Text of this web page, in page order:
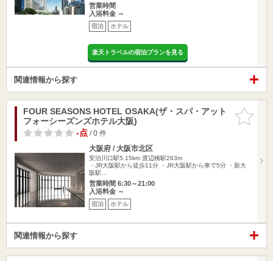
営業時間
入浴料金 ～
宿泊 ホテル
楽天トラベルの宿泊プランを見る
関連情報から探す
お気に入
りに追加
FOUR SEASONS HOTEL OSAKA(ザ・スパ・アット
フォーシーズンズホテル大阪)
-点/ 0 件
大阪府 / 大阪市北区
安治川口駅5.15km 渡辺橋駅263m
・JR大阪駅から徒歩11分 ・JR大阪駅から車で5分 ・新大
阪駅…
営業時間 6:30～21:00
入浴料金 ～
宿泊 ホテル
関連情報から探す